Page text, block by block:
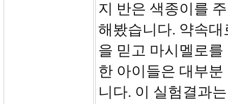
지 반은 색종이를
해봤습니다. 약속
을 믿고 마시멜로
한 아이들은 대부
니다. 이 실험결과